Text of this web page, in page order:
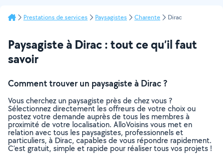
Prestations de services Paysagistes Charente Dirac
Paysagiste à Dirac : tout ce qu’il faut
savoir
Comment trouver un paysagiste à Dirac ?
Vous cherchez un paysagiste près de chez vous ?
Sélectionnez directement les offreurs de votre choix ou
postez votre demande auprès de tous les membres à
proximité de votre localisation. AlloVoisins vous met en
relation avec tous les paysagistes, professionnels et
particuliers, à Dirac, capables de vous répondre rapidement.
C’est gratuit, simple et rapide pour réaliser tous vos projets !